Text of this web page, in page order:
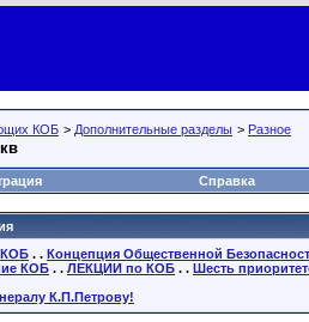
КОБ > Дополнительные разделы > Разное
Справка
КОБ . . Концепция Общественной
КОБ . . ЛЕКЦИИ по КОБ . . Шесть
К.П.Петрову!